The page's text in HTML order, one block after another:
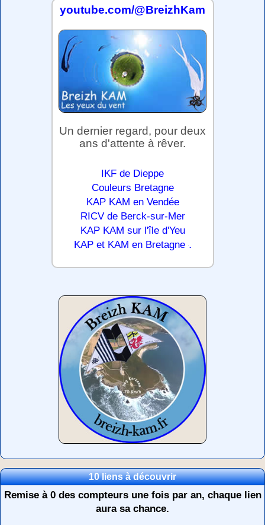
youtube.com/@BreizhKam
Un dernier regard, pour deux
ans d'attente à rêver.
IKF de Dieppe
Couleurs Bretagne
KAP KAM en Vendée
RICV de Berck-sur-Mer
KAP KAM sur l'île d'Yeu
KAP et KAM en Bretagne .
10 liens à découvrir
Remise à 0 des compteurs une fois par an, chaque lien
aura sa chance.